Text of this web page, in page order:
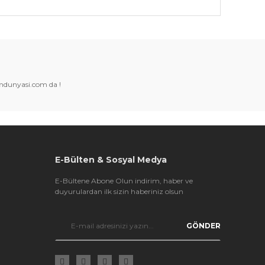
tarafımıza iletebilirsiniz.
da !
E-Bülten & Sosyal Medya
E-Bültene Abone Olun indirim, haber ve
duyurulardan ilk sizin haberiniz olsun
GÖNDER